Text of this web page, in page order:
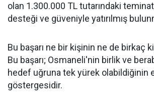
olan 1.300.000 TL tutarındaki
desteği ve güveniyle yatırılmış
Bu başarı ne bir kişinin ne de birkaç
Bu başarı; Osmaneli'nin birlik ve
hedef uğruna tek yürek olabildiğinin
göstergesidir.